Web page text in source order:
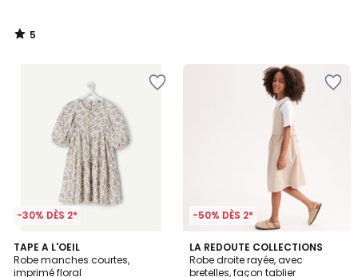
5
/
-30% DÈS 2*
TAPE A L'OEIL
Robe manches courtes,
imprimé floral
-50% DÈS 2*
LA REDOUTE COLLECTIONS
Robe droite rayée, avec
bretelles, façon tablier